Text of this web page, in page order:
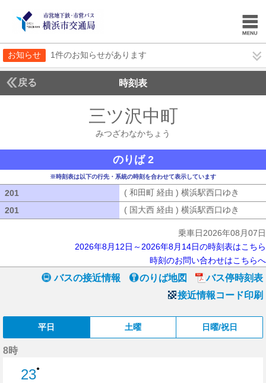
お知らせ 1件のお知らせがあります
戻る 時刻表
三ツ沢中町
みつざわなかちょう
のりば 2
※時刻表は以下の行先・系統の時刻を合わせて表示しています
201 ( 和田町 経由 ) 横浜駅西口ゆき
201
( 国大西 経由 ) 横浜駅西口ゆき
乗車日2026年08月07日
2026年8月12日～2026年8月14日の時刻表はこちら
時刻のお問い合わせはこちらへ
バスの接近情報 のりば地図
バス停時刻表
接近情報コード印刷
平日 土曜 日曜/祝日
8時
23●